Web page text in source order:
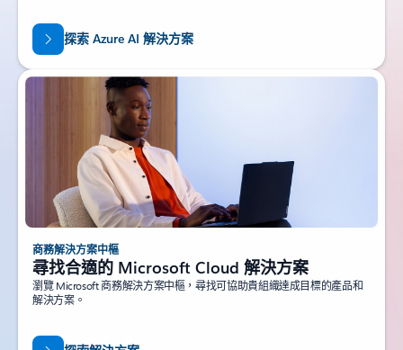
探索 Azure AI 解決方案
商務解決方案中樞
尋找合適的 Microsoft Cloud 解決方案
瀏覽 Microsoft 商務解決方案中樞，尋找可協助貴組織達成目標的產品和
解決方案。